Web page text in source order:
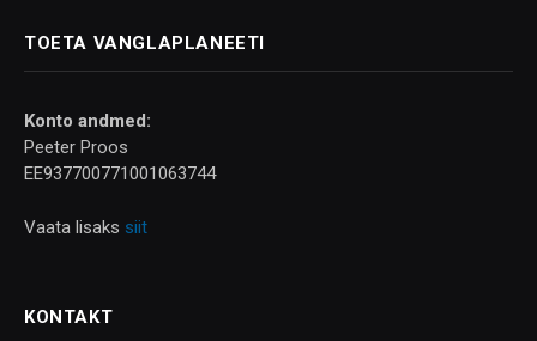
TOETA VANGLAPLANEETI
Konto andmed:
Peeter Proos
EE937700771001063744
Vaata lisaks siit
KONTAKT